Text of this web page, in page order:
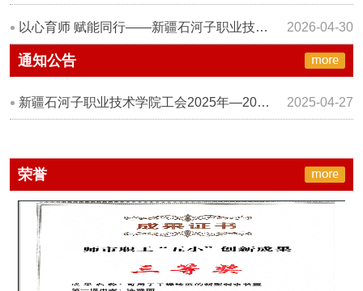
以心育师 赋能同行——新疆石河子职业技术学院工会开展四月心理健康教师团辅活动 2026-04-30
通知公告
新疆石河子职业技术学院工会2025年—2026年蛋糕等烘焙食品供应商遴选公告 2025-04-27
荣誉